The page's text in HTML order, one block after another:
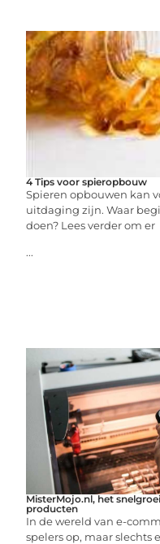
4 Tips voor spieropbouw
Spieren opbouwen kan
uitdaging zijn. Waar
doen? Lees verder om er
...
MisterMojo.nl, het
producten
In de wereld van e-
spelers op, maar slechts